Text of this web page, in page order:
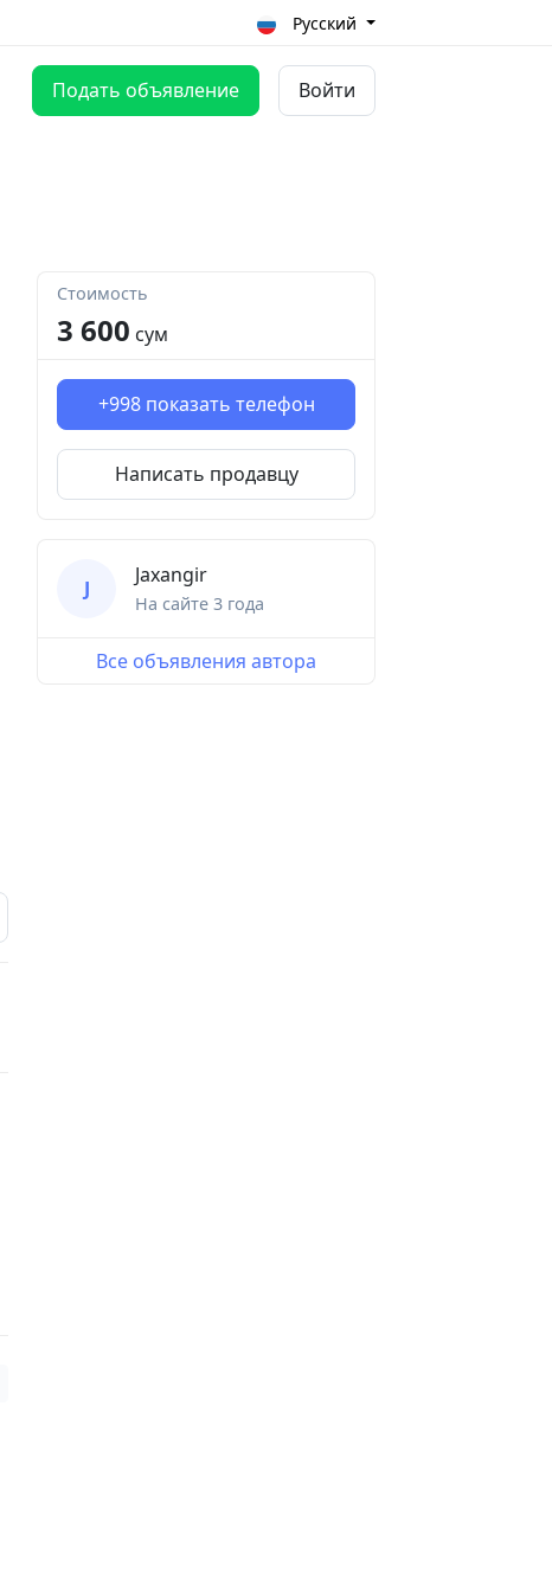
Русский
Подать объявление Войти
Стоимость
3 600 сум
+998 показать телефон
Написать продавцу
J
Jaxangir
На сайте 3 года
Все объявления автора